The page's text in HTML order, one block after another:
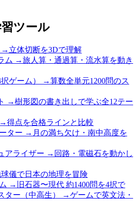
ツール
→ 立体切断を3Dで理解
ム →旅人算・通過算・流水算を動き
ゲーム）
→算数全単元1200問のス
→樹形図の書き出しで学ぶ全12テー
→得点を合格ラインと比較
ター → 月の満ち欠け・南中高度を
アライザー → 回路・電磁石を動かし
儀で日本の地理を冒険
→ 旧石器〜現代 約1400問を4択で
ター（中高生）
→ゲームで英文法・